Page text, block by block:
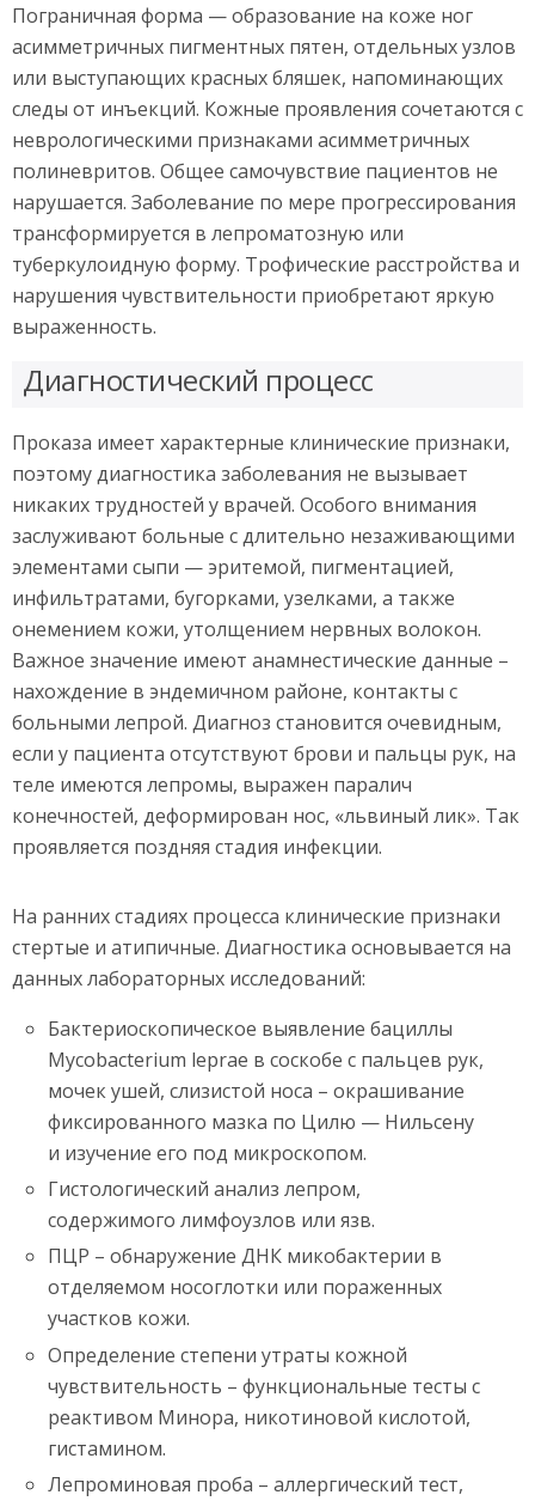
Пограничная форма — образование на коже ног
асимметричных пигментных пятен, отдельных узлов
или выступающих красных бляшек, напоминающих
следы от инъекций. Кожные проявления сочетаются с
неврологическими признаками асимметричных
полиневритов. Общее самочувствие пациентов не
нарушается. Заболевание по мере прогрессирования
трансформируется в лепроматозную или
туберкулоидную форму. Трофические расстройства и
нарушения чувствительности приобретают яркую
выраженность.
Диагностический процесс
Проказа имеет характерные клинические признаки,
поэтому диагностика заболевания не вызывает
никаких трудностей у врачей. Особого внимания
заслуживают больные с длительно незаживающими
элементами сыпи — эритемой, пигментацией,
инфильтратами, бугорками, узелками, а также
онемением кожи, утолщением нервных волокон.
Важное значение имеют анамнестические данные –
нахождение в эндемичном районе, контакты с
больными лепрой. Диагноз становится очевидным,
если у пациента отсутствуют брови и пальцы рук, на
теле имеются лепромы, выражен паралич
конечностей, деформирован нос, «львиный лик». Так
проявляется поздняя стадия инфекции.
На ранних стадиях процесса клинические признаки
стертые и атипичные. Диагностика основывается на
данных лабораторных исследований:
Бактериоскопическое выявление бациллы
Mycobacterium leprae в соскобе с пальцев рук,
мочек ушей, слизистой носа – окрашивание
фиксированного мазка по Цилю — Нильсену
и изучение его под микроскопом.
Гистологический анализ лепром,
содержимого лимфоузлов или язв.
ПЦР – обнаружение ДНК микобактерии в
отделяемом носоглотки или пораженных
участков кожи.
Определение степени утраты кожной
чувствительность – функциональные тесты с
реактивом Минора, никотиновой кислотой,
гистамином.
Лепроминовая проба – аллергический тест,